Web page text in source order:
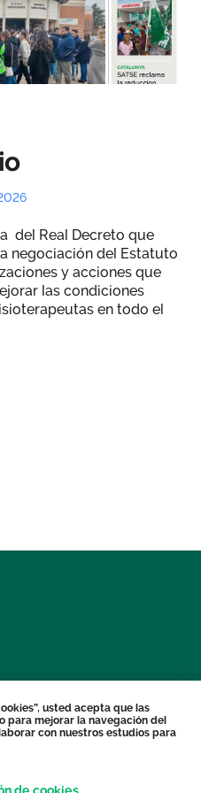
del Real Decreto que
negociación del Estatuto
y acciones que
las condiciones
en todo el
usted acepta que las
para mejorar la navegación del
con nuestros estudios para